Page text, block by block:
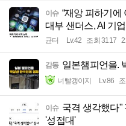
이슈 “재앙 피하기
대부 샌더스, AI 기
균터 Lv.42 조회 3117
감동 일본챔피언을.
너빨갱이지 Lv.86
이슈 국격 생각했다"
'성접대'